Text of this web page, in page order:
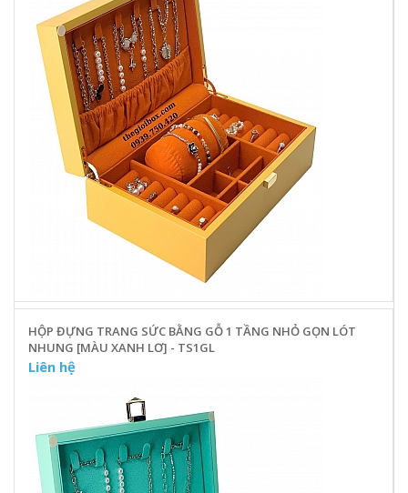
HỘP ĐỰNG TRANG SỨC BẰNG GỖ 1 TẦNG NHỎ GỌN LÓT
NHUNG [MÀU XANH LƠ] - TS1GL
Liên hệ